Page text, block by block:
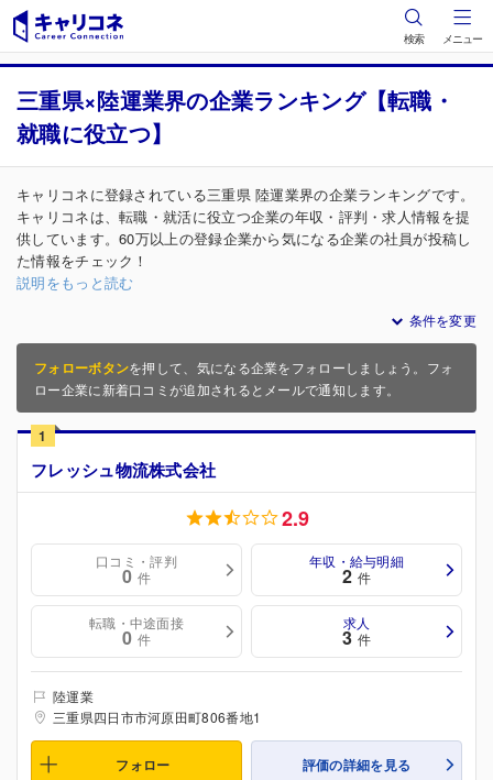
検索 メニュー
三重県×陸運業界の企業ランキング【転職・
就職に役立つ】
キャリコネに登録されている三重県 陸運業界の企業ランキングです。
キャリコネは、転職・就活に役立つ企業の年収・評判・求人情報を提
供しています。60万以上の登録企業から気になる企業の社員が投稿し
た情報をチェック！
説明をもっと読む
条件を変更
フォローボタンを押して、気になる企業をフォローしましょう。フォ
ロー企業に新着口コミが追加されるとメールで通知します。
1
フレッシュ物流株式会社
2.9
口コミ・評判
0 件
年収・給与明細
2 件
転職・中途面接
0 件
求人
3 件
陸運業
三重県四日市市河原田町806番地1
フォロー 評価の詳細を見る